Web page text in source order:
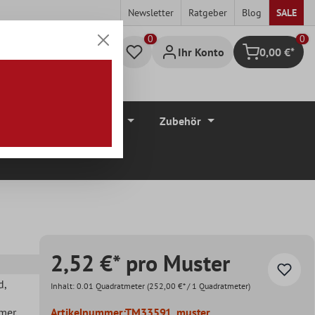
Newsletter Ratgeber Blog SALE
Ihr Konto Warenkorb
0
0,00 €*
Zubehör
,
,
2,52 €* pro Muster
Inhalt: 0.01 Quadratmeter (252,00 €* / 1 Quadratmeter)
Artikelnummer:TM33591_muster